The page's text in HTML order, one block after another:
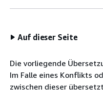
Auf dieser Seite
Die vorliegende
Im Falle eines Konflikts
zwischen dieser